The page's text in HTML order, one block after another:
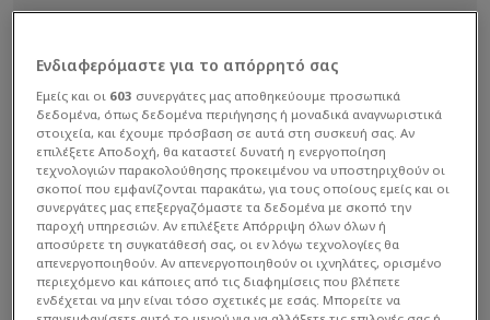
Ο παρουσιαστής απάντησε δημόσια στις
αναφορές του προέδρου της Ελληνικής Λύσης,
χρησιμοποιώντας σκληρή γλώσσα και
ανεβάζοντας κατακόρυφα το πολιτικό και
Ενδιαφερόμαστε για το απόρρητό σας
Εμείς και οι 603 συνεργάτες μας αποθηκεύουμε προσωπικά
δεδομένα, όπως δεδομένα περιήγησης ή μοναδικά αναγνωριστικά
στοιχεία, και έχουμε πρόσβαση σε αυτά στη συσκευή σας. Αν
επιλέξετε Αποδοχή, θα καταστεί δυνατή η ενεργοποίηση
τεχνολογιών παρακολούθησης προκειμένου να υποστηριχθούν οι
σκοποί που εμφανίζονται παρακάτω, για τους οποίους εμείς και οι
συνεργάτες μας επεξεργαζόμαστε τα δεδομένα με σκοπό την
παροχή υπηρεσιών. Αν επιλέξετε Απόρριψη όλων όλων ή
αποσύρετε τη συγκατάθεσή σας, οι εν λόγω τεχνολογίες θα
απενεργοποιηθούν. Αν απενεργοποιηθούν οι ιχνηλάτες, ορισμένο
περιεχόμενο και κάποιες από τις διαφημίσεις που βλέπετε
ενδέχεται να μην είναι τόσο σχετικές με εσάς. Μπορείτε να